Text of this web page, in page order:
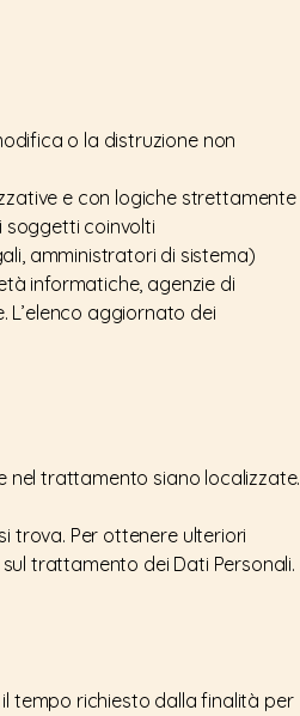
o la distruzione non
e con logiche strettamente
soggetti coinvolti
amministratori di sistema)
informatiche, agenzie di
L’elenco aggiornato dei
nel trattamento siano localizzate.
trova. Per ottenere ulteriori
trattamento dei Dati Personali.
tempo richiesto dalla finalità per